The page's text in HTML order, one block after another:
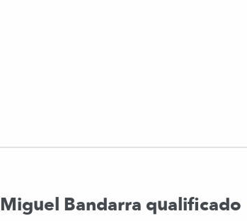
Miguel Bandarra qualificado